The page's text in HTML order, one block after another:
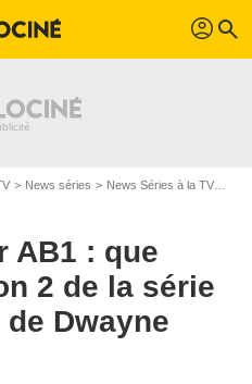
profil search
News séries News Séries à la TV
AB1 : que
2 de la série
Dwayne